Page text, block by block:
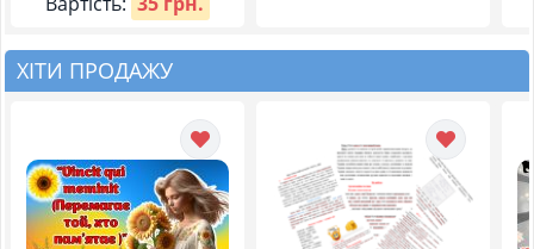
ХІТИ ПРОДАЖУ